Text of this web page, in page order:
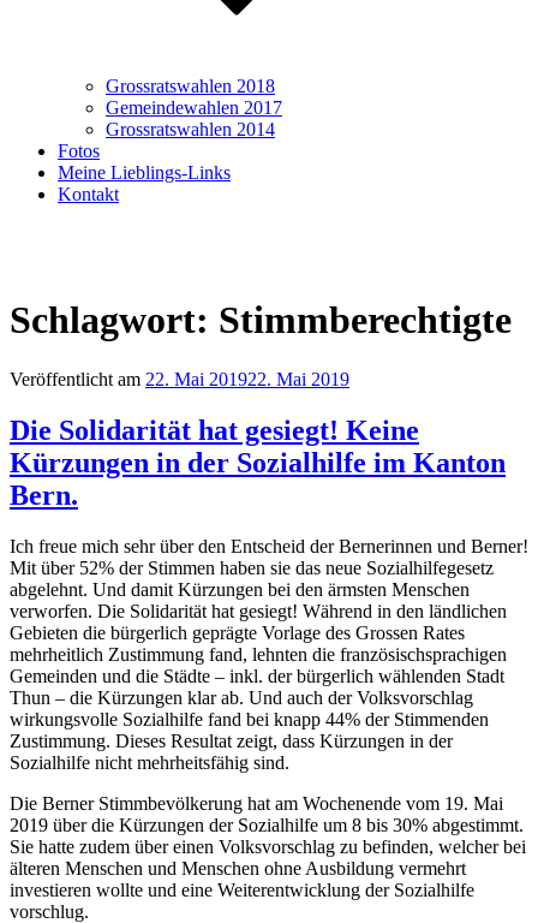
Grossratswahlen 2018
Gemeindewahlen 2017
Grossratswahlen 2014
Fotos
Meine Lieblings-Links
Kontakt
Schlagwort: Stimmberechtigte
Veröffentlicht am 22. Mai 201922. Mai 2019
Die Solidarität hat gesiegt! Keine
Kürzungen in der Sozialhilfe im Kanton
Bern.
Ich freue mich sehr über den Entscheid der Bernerinnen und Berner!
Mit über 52% der Stimmen haben sie das neue Sozialhilfegesetz
abgelehnt. Und damit Kürzungen bei den ärmsten Menschen
verworfen. Die Solidarität hat gesiegt! Während in den ländlichen
Gebieten die bürgerlich geprägte Vorlage des Grossen Rates
mehrheitlich Zustimmung fand, lehnten die französischsprachigen
Gemeinden und die Städte – inkl. der bürgerlich wählenden Stadt
Thun – die Kürzungen klar ab. Und auch der Volksvorschlag
wirkungsvolle Sozialhilfe fand bei knapp 44% der Stimmenden
Zustimmung. Dieses Resultat zeigt, dass Kürzungen in der
Sozialhilfe nicht mehrheitsfähig sind.
Die Berner Stimmbevölkerung hat am Wochenende vom 19. Mai
2019 über die Kürzungen der Sozialhilfe um 8 bis 30% abgestimmt.
Sie hatte zudem über einen Volksvorschlag zu befinden, welcher bei
älteren Menschen und Menschen ohne Ausbildung vermehrt
investieren wollte und eine Weiterentwicklung der Sozialhilfe
vorschlug.